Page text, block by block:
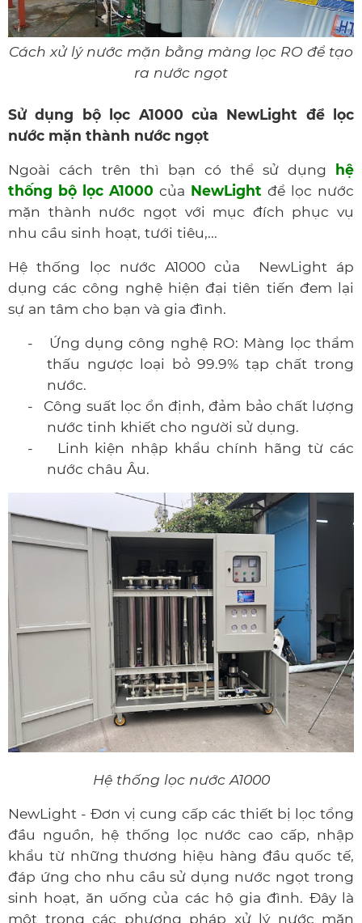
Cách xử lý nước mặn bằng màng lọc RO để tạo
ra nước ngọt
Sử dụng bộ lọc A1000 của NewLight để lọc
nước mặn thành nước ngọt
Ngoài cách trên thì bạn có thể sử dụng hệ
thống bộ lọc A1000 của NewLight để lọc nước
mặn thành nước ngọt với mục đích phục vụ
nhu cầu sinh hoạt, tưới tiêu,...
Hệ thống lọc nước A1000 của NewLight áp
dụng các công nghệ hiện đại tiên tiến đem lại
sự an tâm cho bạn và gia đình.
-
Ứng dụng công nghệ RO: Màng lọc thẩm
thấu ngược loại bỏ 99.9% tạp chất trong
nước.
-
Công suất lọc ổn định, đảm bảo chất lượng
nước tinh khiết cho người sử dụng.
-
Linh kiện nhập khẩu chính hãng từ các
nước châu Âu.
Hệ thống lọc nước A1000
NewLight - Đơn vị cung cấp các thiết bị lọc tổng
đầu nguồn, hệ thống lọc nước cao cấp, nhập
khẩu từ những thương hiệu hàng đầu quốc tế,
đáp ứng cho nhu cầu sử dụng nước ngọt trong
sinh hoạt, ăn uống của các hộ gia đình. Đây là
một trong các phương pháp xử lý nước mặn